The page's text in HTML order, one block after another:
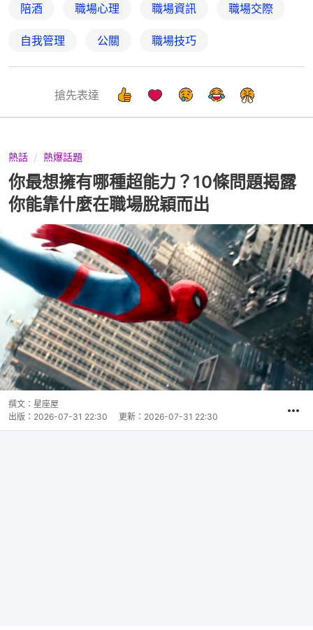
陪酒 職場心理 職場資訊 職場交際
自我管理 公關 職場技巧
搶先表達
熱話 熱爆話題
你最想擁有哪種超能力？10條問題揭露
你能靠什麼在職場脫穎而出
撰文： 星座屋
出版： 2026-07-31 22:30 更新： 2026-07-31 22:30